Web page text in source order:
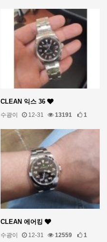
CLEAN 익스 36
수광이 12-31 13191 1
CLEAN 에어킹
수광이 12-31 12559 1